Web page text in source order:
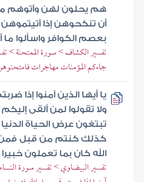
هم يحلون لهن وآتوهم ما
أن تنكحوهن إذا
بعصم الكوافر واسألوا ما
تفسير الكشاف > سورة الممتحنة >
جاءكم المؤمنات مهاجرات فامتحنوهن
يا أيها الذين آمنوا إذا
ولا تقولوا لمن ألقى
تبتغون عرض الحياة
كذلك كنتم من قبل فمن
الله كان بما تعملون خبيرا
تفسير البيضاوي > تفسير سورة